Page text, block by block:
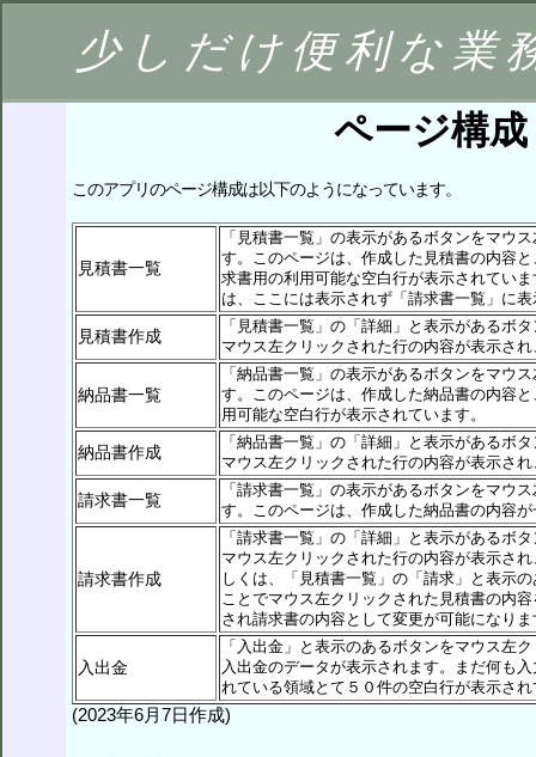
少しだけ便利な業
ページ構成
このアプリのページ構成は以下のようになっています。
見積書一覧
「見積書一覧」の表示があるボタンをマウ
す。このページは、作成した見積書の内容
求書用の利用可能な空白行が表示されてい
は、ここには表示されず「請求書一覧」に
見積書作成
「見積書一覧」の「詳細」と表示があるボ
マウス左クリックされた行の内容が表示さ
納品書一覧
「納品書一覧」の表示があるボタンをマウ
す。このページは、作成した納品書の内容
用可能な空白行が表示されています。
納品書作成
「納品書一覧」の「詳細」と表示があるボ
マウス左クリックされた行の内容が表示さ
請求書一覧
「請求書一覧」の表示があるボタンをマウ
す。このページは、作成した納品書の内容
請求書作成
「請求書一覧」の「詳細」と表示があるボ
マウス左クリックされた行の内容が表示さ
しくは、「見積書一覧」の「請求」と表示
ことでマウス左クリックされた見積書の内
され請求書の内容として変更が可能になりま
入出金
「入出金」と表示のあるボタンをマウス左
入出金のデータが表示されます。まだ何も
れている領域とて５０件の空白行が表示さ
(2023年6月7日作成)